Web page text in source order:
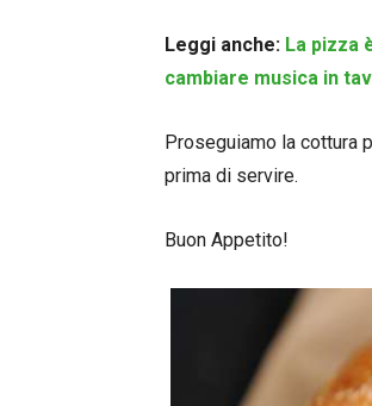
Leggi anche: La pizza
cambiare musica in
Proseguiamo la cottura
prima di servire.
Buon Appetito!